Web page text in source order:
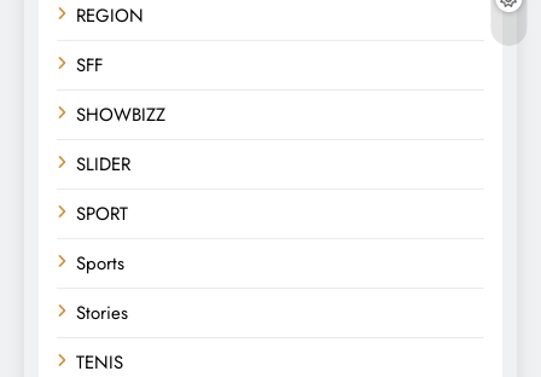
REGION
SFF
SHOWBIZZ
SLIDER
SPORT
Sports
Stories
TENIS